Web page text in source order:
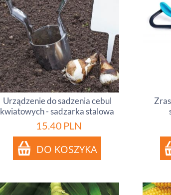
Urządzenie do sadzenia cebul
kwiatowych - sadzarka stalowa
15.40 PLN